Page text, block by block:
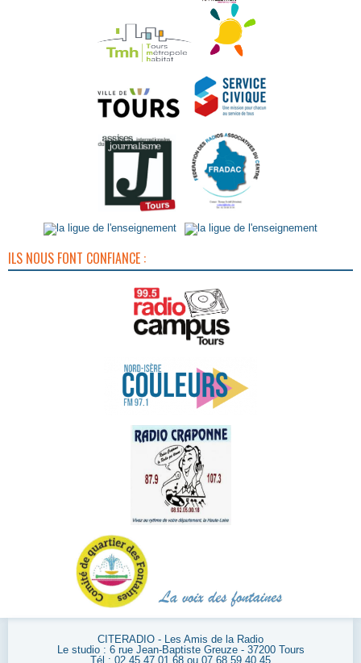
ILS NOUS FONT CONFIANCE :
CITERADIO - Les Amis de la Radio
Le studio : 6 rue Jean-Baptiste Greuze - 37200 Tours
Tél : 02 45 47 01 68 ou 07 68 59 40 45